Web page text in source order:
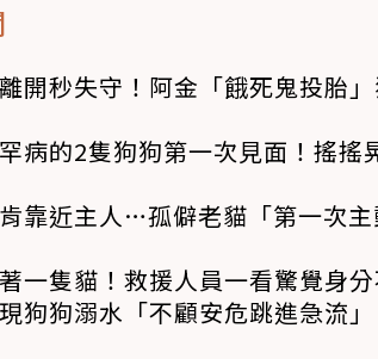
開秒失守！阿金「餓死鬼投胎
病的2隻狗狗第一次見面！搖搖
靠近主人…孤僻老貓「第一次
一隻貓！救援人員一看驚覺身分
狗狗溺水「不顧安危跳進急流